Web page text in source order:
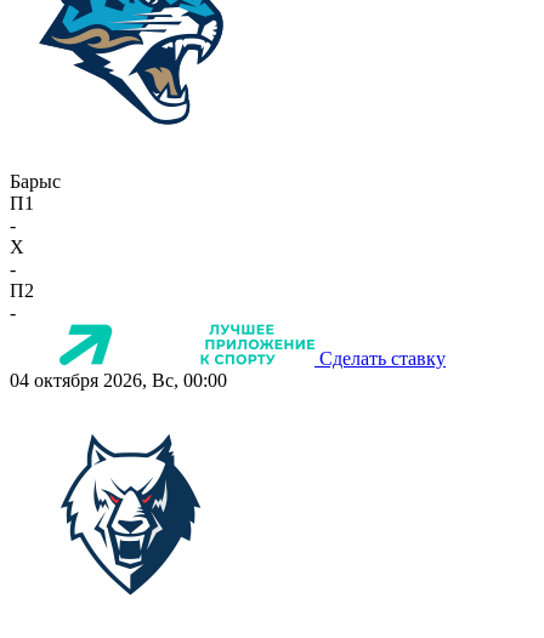
Барыс
П1
-
X
-
П2
-
Сделать ставку
04 октября 2026, Вс, 00:00